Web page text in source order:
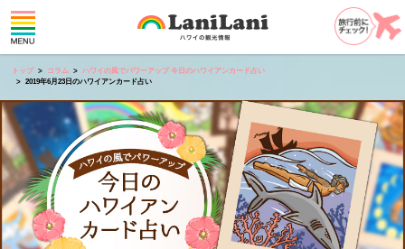
トップ コラム
ハワイの風でパワーアップ 今日のハワイアンカード占い
2019年6月23日のハワイアンカード占い